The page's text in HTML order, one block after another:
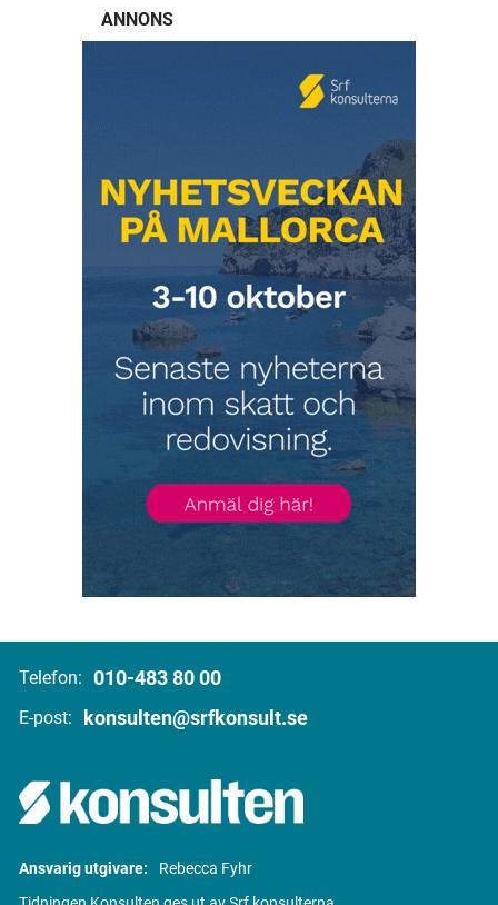
ANNONS
Telefon: 010-483 80 00
E-post: konsulten@srfkonsult.se
Ansvarig utgivare:
Rebecca Fyhr